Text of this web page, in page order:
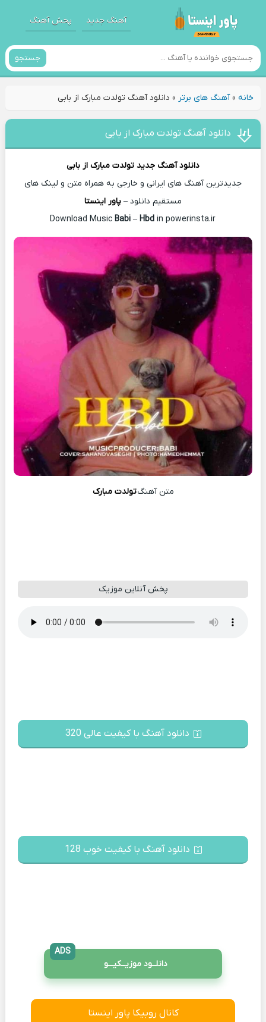
آهنگ جدید پخش آهنگ
جستجو
خانه»آهنگ های برتر » دانلود آهنگ تولدت مبارک از بابی
دانلود آهنگ تولدت مبارک از بابی
دانلود آهنگ جدید تولدت مبارک از بابی
جدیدترین آهنگ های ایرانی و خارجی به همراه متن و لینک های
مستقیم دانلود – پاور اینستا
Babi – Hbd in powerinsta.ir
متن آهنگتولدت مبارک
پخش آنلاین موزیک
دانلود آهنگ با کیفیت عالی 320
دانلود آهنگ با کیفیت خوب 128
دانلــود موزیــکیـــو
ADS
کانال روبیکا پاور اینستا